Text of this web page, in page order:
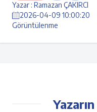
Yazar : Ramazan ÇAKIRCI
2026-04-09 10:00:20
Görüntülenme